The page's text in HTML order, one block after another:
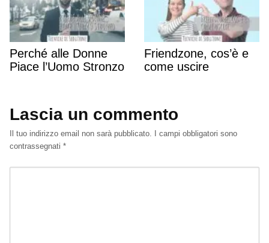
Perché alle Donne
Piace l’Uomo Stronzo
Friendzone, cos’è e
come uscire
Lascia un commento
Il tuo indirizzo email non sarà pubblicato.
I campi obbligatori sono
contrassegnati *